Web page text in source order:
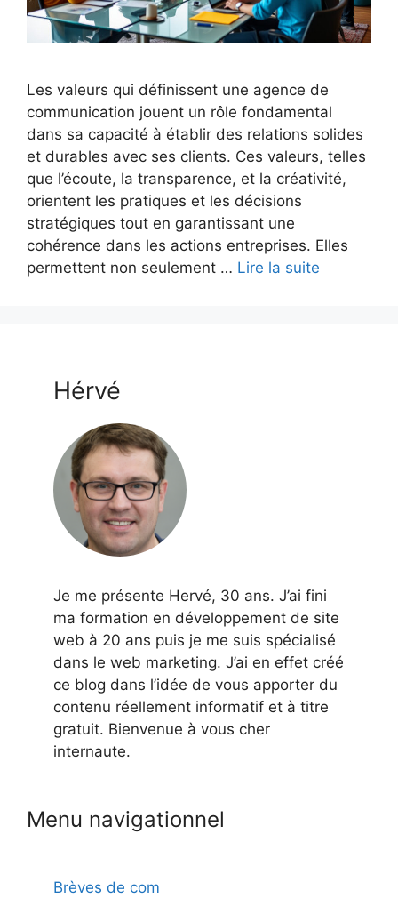
Les valeurs qui définissent une agence de
communication jouent un rôle fondamental
dans sa capacité à établir des relations solides
et durables avec ses clients. Ces valeurs, telles
que l’écoute, la transparence, et la créativité,
orientent les pratiques et les décisions
stratégiques tout en garantissant une
cohérence dans les actions entreprises. Elles
permettent non seulement … Lire la suite
Hérvé
Je me présente Hervé, 30 ans. J’ai fini
ma formation en développement de site
web à 20 ans puis je me suis spécialisé
dans le web marketing. J’ai en effet créé
ce blog dans l’idée de vous apporter du
contenu réellement informatif et à titre
gratuit. Bienvenue à vous cher
internaute.
Menu navigationnel
Brèves de com